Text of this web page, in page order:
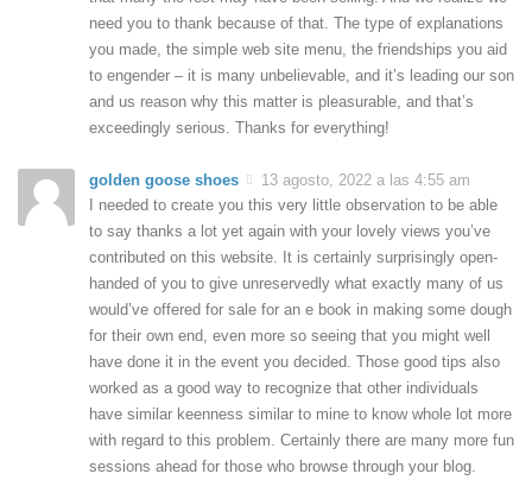
need you to thank because of that. The type of explanations
you made, the simple web site menu, the friendships you aid
to engender – it is many unbelievable, and it’s leading our son
and us reason why this matter is pleasurable, and that’s
exceedingly serious. Thanks for everything!
golden goose shoes
13 agosto, 2022 a las 4:55 am
I needed to create you this very little observation to be able
to say thanks a lot yet again with your lovely views you’ve
contributed on this website. It is certainly surprisingly open-
handed of you to give unreservedly what exactly many of us
would’ve offered for sale for an e book in making some dough
for their own end, even more so seeing that you might well
have done it in the event you decided. Those good tips also
worked as a good way to recognize that other individuals
have similar keenness similar to mine to know whole lot more
with regard to this problem. Certainly there are many more fun
sessions ahead for those who browse through your blog.